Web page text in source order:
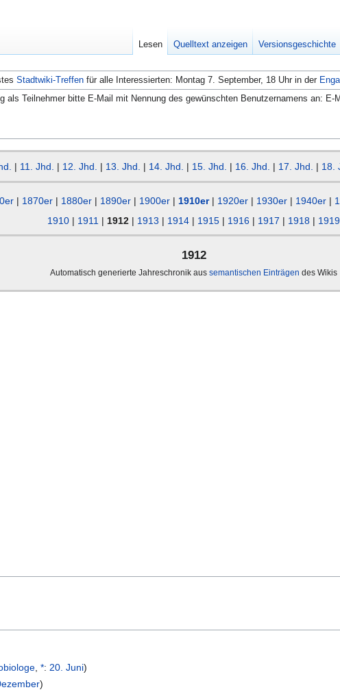
Stadtwiki-Treffen für alle Interessierten: Montag 7. September, 18 Uhr in der
als Teilnehmer bitte E-Mail mit Nennung des gewünschten Benutzernamens an: E-
| 11. Jhd. | 12. Jhd. | 13. Jhd. | 14. Jhd. | 15. Jhd. | 16. Jhd. | 17. Jhd. | 18.
| 1870er | 1880er | 1890er | 1900er | 1910er| 1920er | 1930er | 1940er |
1910 | 1911 | 1912 | 1913 | 1914 | 1915 | 1916 | 1917 | 1918 | 1919
1912
Automatisch generierte Jahreschronik aus semantischen Einträgen des Wikis
,*:20. Juni)
)
Lesen Quelltext anzeigen Versionsgeschichte